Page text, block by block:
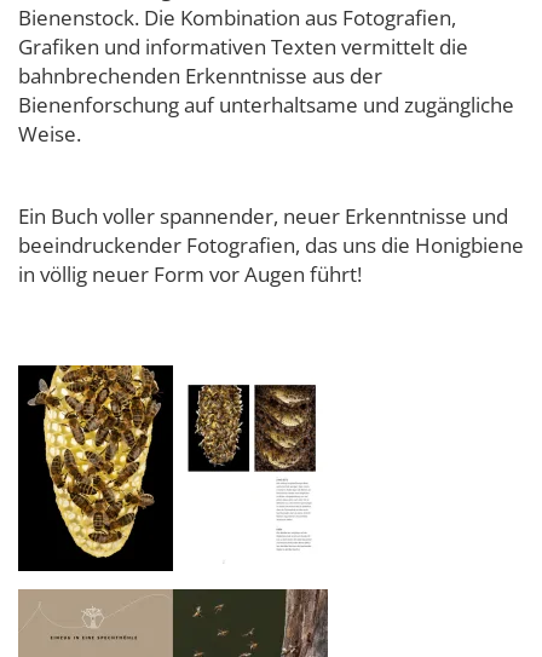
Bienenstock. Die Kombination aus Fotografien,
Grafiken und informativen Texten vermittelt die
bahnbrechenden Erkenntnisse aus der
Bienenforschung auf unterhaltsame und zugängliche
Weise.
Ein Buch voller spannender, neuer Erkenntnisse und
beeindruckender Fotografien, das uns die Honigbiene
in völlig neuer Form vor Augen führt!